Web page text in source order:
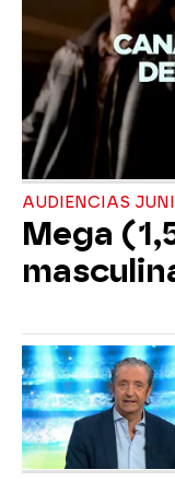
AUDIENCIAS
Mega